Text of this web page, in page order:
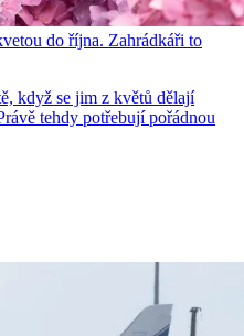
do října. Zahrádkáři to
když se jim z květů dělají
tehdy potřebují pořádnou